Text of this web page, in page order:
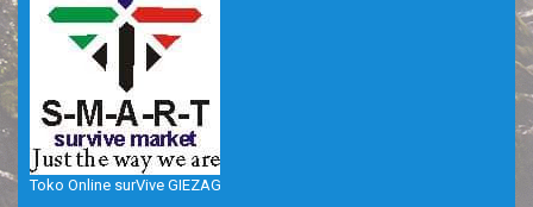
Toko Online surVive GIEZAG